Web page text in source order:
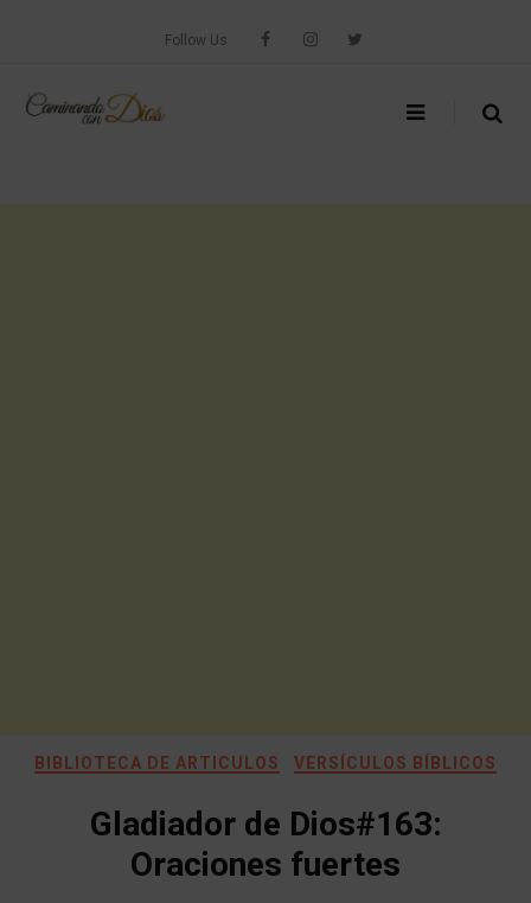
Follow Us
BIBLIOTECA DE ARTICULOS VERSÍCULOS BÍBLICOS
Gladiador de Dios#163:
Oraciones fuertes